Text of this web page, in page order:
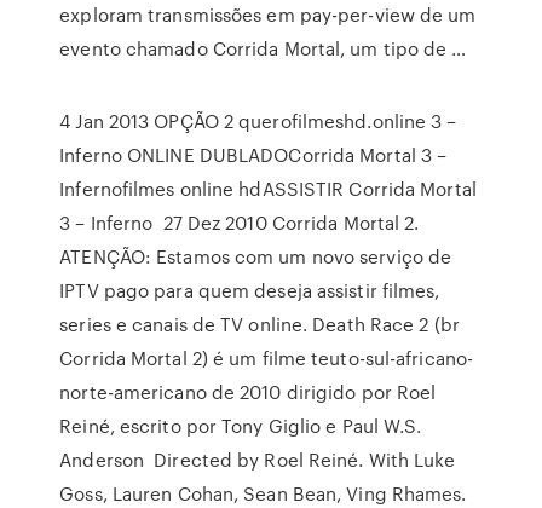
exploram transmissões em pay-per-view de um
evento chamado Corrida Mortal, um tipo de …
4 Jan 2013 OPÇÃO 2 querofilmeshd.online 3 –
Inferno ONLINE DUBLADOCorrida Mortal 3 –
Infernofilmes online hdASSISTIR Corrida Mortal
3 – Inferno 27 Dez 2010 Corrida Mortal 2.
ATENÇÃO: Estamos com um novo serviço de
IPTV pago para quem deseja assistir filmes,
series e canais de TV online. Death Race 2 (br
Corrida Mortal 2) é um filme teuto-sul-africano-
norte-americano de 2010 dirigido por Roel
Reiné, escrito por Tony Giglio e Paul W.S.
Anderson Directed by Roel Reiné. With Luke
Goss, Lauren Cohan, Sean Bean, Ving Rhames.